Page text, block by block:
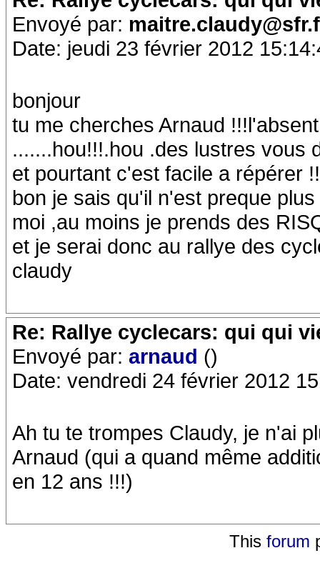
Envoyé par:
Date: jeudi 23 février 2012
bonjour
tu me cherches Arnaud
.......hou!!!.hou .des lustres vous
et pourtant c'est facile a répérer !!
bon je sais qu'il n'est preque
moi ,au moins je prends des
et je serai donc au rallye des
claudy
Re: Rallye cyclecars: qui qui
Envoyé par: arnaud ()
Date: vendredi 24 février 2012
Ah tu te trompes Claudy, je n'ai
Arnaud (qui a quand même
en 12 ans !!!)
This forum